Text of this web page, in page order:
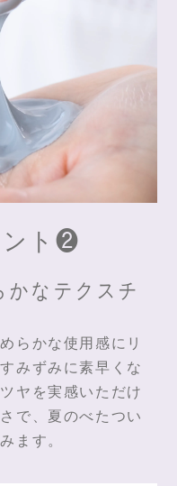
ント❷
かなテクスチ
らかな使用感にリ
みずみに素早くな
ヤを実感いただけ
で、夏のべたつい
ます。